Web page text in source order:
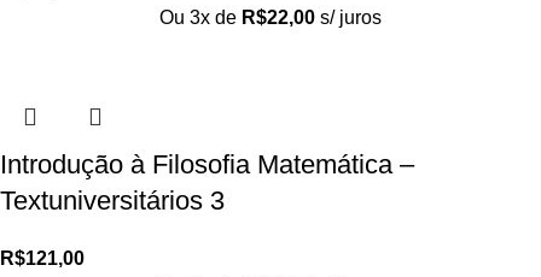
Ou 3x de R$22,00 s/ juros
Introdução à Filosofia Matemática –
Textuniversitários 3
R$121,00